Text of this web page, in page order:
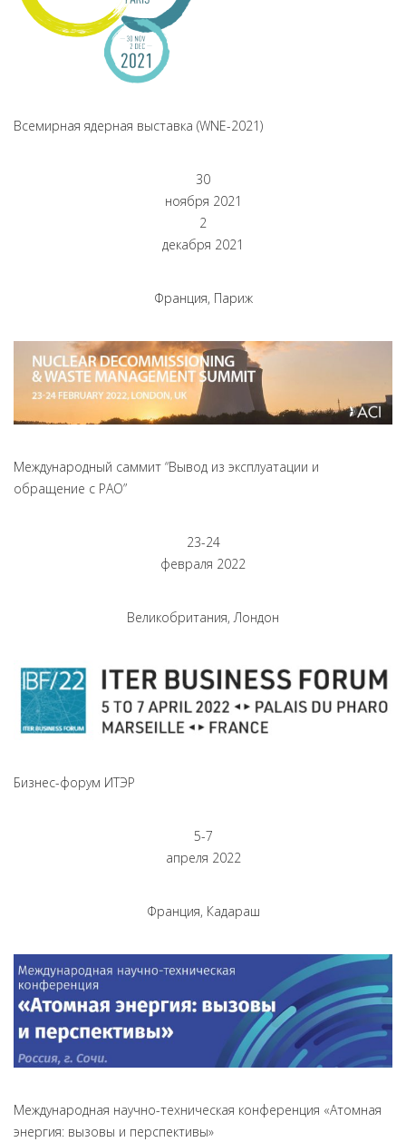
Всемирная ядерная выставка (WNE-2021)
30
ноября 2021
2
декабря 2021
Франция, Париж
Международный саммит “Вывод из эксплуатации и
обращение с РАО”
23-24
февраля 2022
Великобритания, Лондон
Бизнес-форум ИТЭР
5-7
апреля 2022
Франция, Кадараш
Международная научно-техническая конференция «Атомная
энергия: вызовы и перспективы»